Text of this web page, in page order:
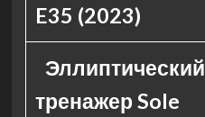
E35 (2023)
Эллиптический
тренажер Sole